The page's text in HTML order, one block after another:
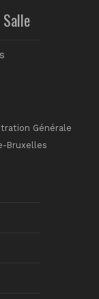
Générale
Bruxelles